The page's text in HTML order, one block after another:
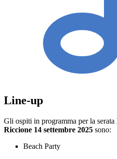
Line-up
Gli ospiti in programma per la serata
Riccione 14 settembre 2025 sono:
Beach Party